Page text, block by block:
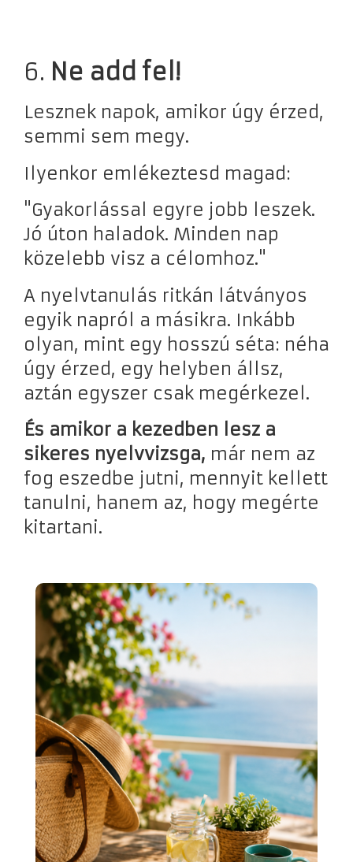
6. Ne add fel!
Lesznek napok, amikor úgy érzed,
semmi sem megy.
Ilyenkor emlékeztesd magad:
"Gyakorlással egyre jobb leszek.
Jó úton haladok. Minden nap
közelebb visz a célomhoz."
A nyelvtanulás ritkán látványos
egyik napról a másikra. Inkább
olyan, mint egy hosszú séta: néha
úgy érzed, egy helyben állsz,
aztán egyszer csak megérkezel.
És amikor a kezedben lesz a
sikeres nyelvvizsga, már nem az
fog eszedbe jutni, mennyit kellett
tanulni, hanem az, hogy megérte
kitartani.